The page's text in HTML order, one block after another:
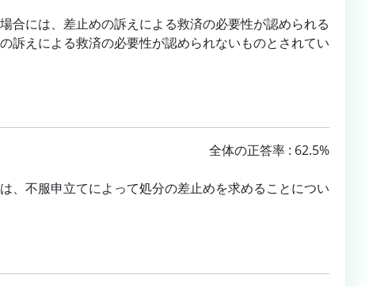
合には、差止めの訴えによる救済の必要性が認められる
訴えによる救済の必要性が認められないものとされてい
全体の正答率 : 62.5%
、不服申立てによって処分の差止めを求めることについ